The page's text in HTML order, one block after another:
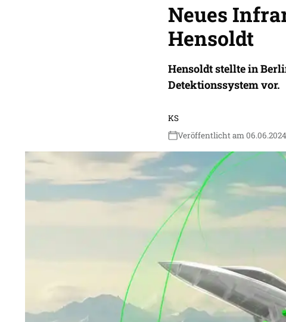
Neues
Hensoldt
Hensoldt stellte in
Detektionssystem vor.
KS
Veröffentlicht am 06.06.2024